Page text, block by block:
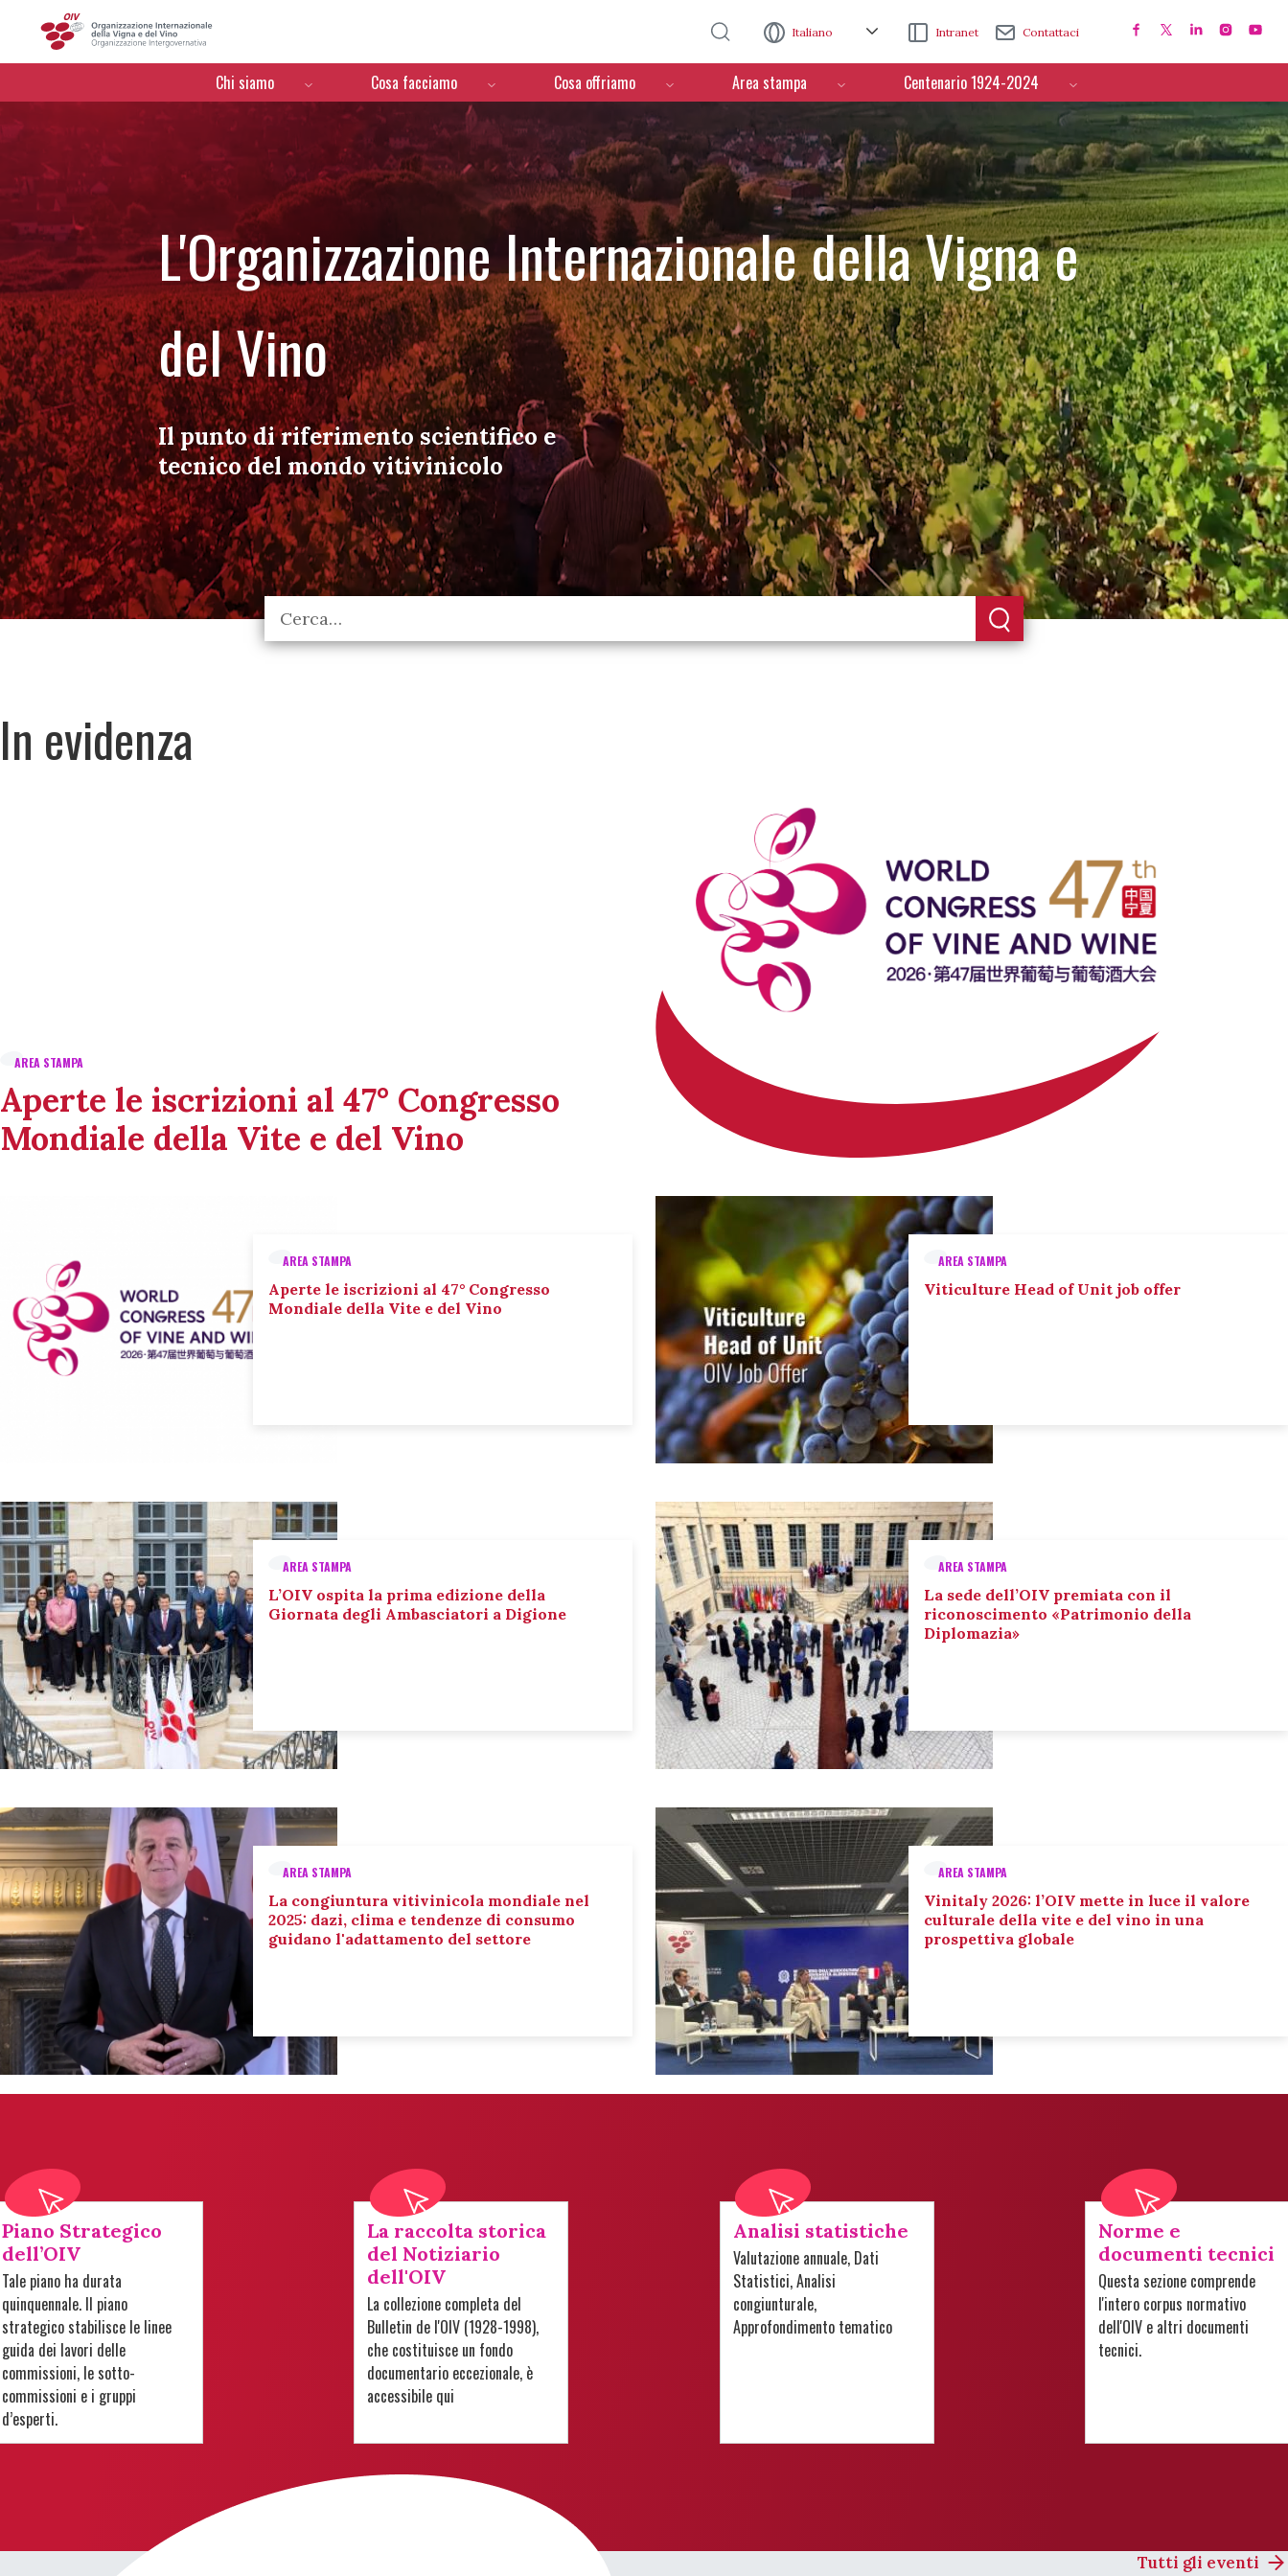
Italiano Intranet Contattaci
Menú de navegación
Chi siamo Cosa facciamo Cosa offriamo Area stampa Centenario 1924-2024
L'Organizzazione Internazionale della Vigna e
del Vino
Il punto di riferimento scientifico e
tecnico del mondo vitivinicolo
In evidenza
AREA STAMPA
Aperte le iscrizioni al 47° Congresso
Mondiale della Vite e del Vino
AREA STAMPA
Aperte le iscrizioni al 47° Congresso
Mondiale della Vite e del Vino
AREA STAMPA
Viticulture Head of Unit job offer
AREA STAMPA
L’OIV ospita la prima edizione della
Giornata degli Ambasciatori a Digione
AREA STAMPA
La sede dell’OIV premiata con il
riconoscimento «Patrimonio della
Diplomazia»
AREA STAMPA
La congiuntura vitivinicola mondiale nel
2025: dazi, clima e tendenze di consumo
guidano l'adattamento del settore
AREA STAMPA
Vinitaly 2026: l’OIV mette in luce il valore
culturale della vite e del vino in una
prospettiva globale
Piano Strategico
dell’OIV
Tale piano ha durata
quinquennale. Il piano
strategico stabilisce le linee
guida dei lavori delle
commissioni, le sotto-
commissioni e i gruppi
d’esperti.
La raccolta storica
del Notiziario
dell'OIV
La collezione completa del
Bulletin de l'OIV (1928-1998),
che costituisce un fondo
documentario eccezionale, è
accessibile qui
Analisi statistiche
Valutazione annuale, Dati
Statistici, Analisi
congiunturale,
Approfondimento tematico
Norme e
documenti tecnici
Questa sezione comprende
l'intero corpus normativo
dell'OIV e altri documenti
tecnici.
Tutti gli eventi